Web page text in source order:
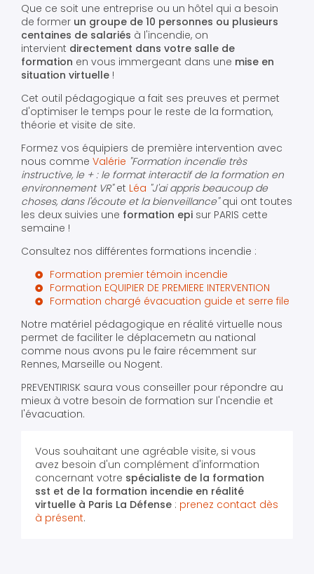
Que ce soit une entreprise ou un hôtel qui a besoin
de former un groupe de 10 personnes ou plusieurs
centaines de salariés à l'incendie, on
intervient directement dans votre salle de
formation en vous immergeant dans une mise en
situation virtuelle !
Cet outil pédagogique a fait ses preuves et permet
d'optimiser le temps pour le reste de la formation,
théorie et visite de site.
Formez vos équipiers de première intervention avec
nous comme Valérie "Formation incendie très
instructive, le + : le format interactif de la formation en
environnement VR"et Léa "J'ai appris beaucoup de
choses, dans l'écoute et la bienveillance"qui ont toutes
les deux suivies une formation epi sur PARIS cette
semaine !
Consultez nos différentes formations incendie :
Formation premier témoin incendie
Formation EQUIPIER DE PREMIERE INTERVENTION
Formation chargé évacuation guide et serre file
Notre matériel pédagogique en réalité virtuelle nous
permet de faciliter le déplacemetn au national
comme nous avons pu le faire récemment sur
Rennes, Marseille ou Nogent.
PREVENTIRISK saura vous conseiller pour répondre au
mieux à votre besoin de formation sur l'ncendie et
l'évacuation.
Vous souhaitant une agréable visite, si vous
avez besoin d'un complément d'information
concernant votre spécialiste de la formation
sst et de la formation incendie en réalité
virtuelle à Paris La Défense : prenez contact dès
à présent.